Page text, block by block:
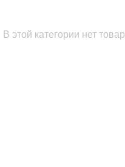
В этой категории нет